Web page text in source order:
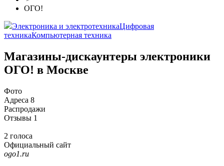
ОГО!
Электроника и электротехникаЦифровая
техникаКомпьютерная техника
Магазины-дискаунтеры электроники
ОГО! в Москве
Фото
Адреса 8
Распродажи
Отзывы 1
2 голоса
Официальный сайт
ogo1.ru